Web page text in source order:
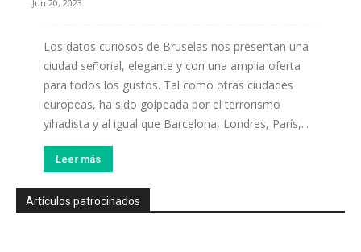
Jun 20, 2023
Los datos curiosos de Bruselas nos presentan una
ciudad señorial, elegante y con una amplia oferta
para todos los gustos. Tal como otras ciudades
europeas, ha sido golpeada por el terrorismo
yihadista y al igual que Barcelona, Londres, París,...
Leer más
Artículos patrocinados